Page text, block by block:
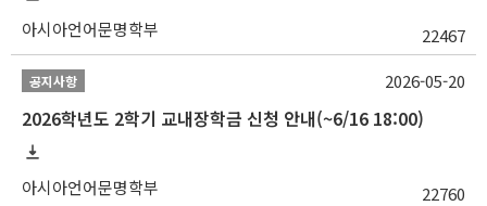
아시아언어문명학부 22467
공지사항
2026학년도 2학기 교내장학금 신청 안내(~6/16 18:00)
아시아언어문명학부 22760
2026-05-20